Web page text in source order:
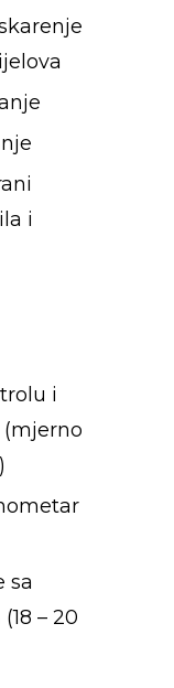
i
i
sa
– 20